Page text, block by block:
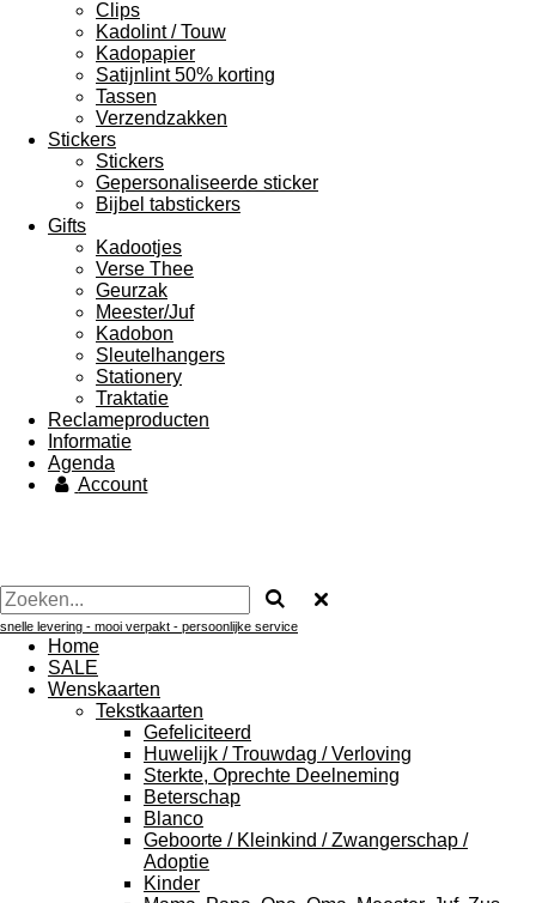
Clips
Kadolint / Touw
Kadopapier
Satijnlint 50% korting
Tassen
Verzendzakken
Stickers
Stickers
Gepersonaliseerde sticker
Bijbel tabstickers
Gifts
Kadootjes
Verse Thee
Geurzak
Meester/Juf
Kadobon
Sleutelhangers
Stationery
Traktatie
Reclameproducten
Informatie
Agenda
Account
snelle levering - mooi verpakt - persoonlijke service
Home
SALE
Wenskaarten
Tekstkaarten
Gefeliciteerd
Huwelijk / Trouwdag / Verloving
Sterkte, Oprechte Deelneming
Beterschap
Blanco
Geboorte / Kleinkind / Zwangerschap /
Adoptie
Kinder